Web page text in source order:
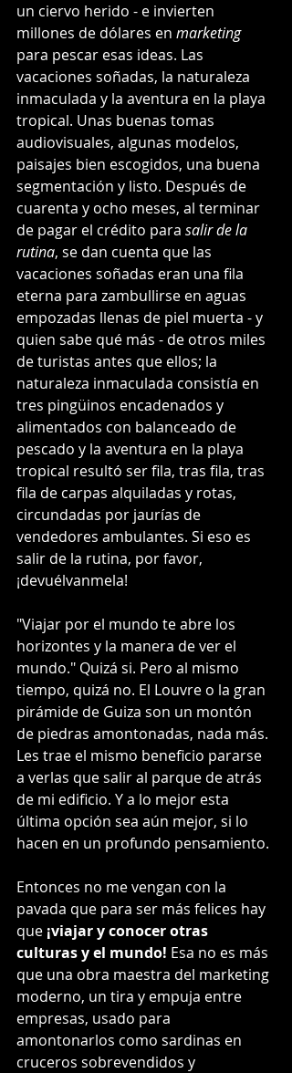
un ciervo herido - e invierten
millones de dólares en marketing
para pescar esas ideas. Las
vacaciones soñadas, la naturaleza
inmaculada y la aventura en la playa
tropical. Unas buenas tomas
audiovisuales, algunas modelos,
paisajes bien escogidos, una buena
segmentación y listo. Después de
cuarenta y ocho meses, al terminar
de pagar el crédito para salir de la
rutina, se dan cuenta que las
vacaciones soñadas eran una fila
eterna para zambullirse en aguas
empozadas llenas de piel muerta - y
quien sabe qué más - de otros miles
de turistas antes que ellos; la
naturaleza inmaculada consistía en
tres pingüinos encadenados y
alimentados con balanceado de
pescado y la aventura en la playa
tropical resultó ser fila, tras fila, tras
fila de carpas alquiladas y rotas,
circundadas por jaurías de
vendedores ambulantes. Si eso es
salir de la rutina, por favor,
¡devuélvanmela!
"Viajar por el mundo te abre los
horizontes y la manera de ver el
mundo." Quizá si. Pero al mismo
tiempo, quizá no. El Louvre o la gran
pirámide de Guiza son un montón
de piedras amontonadas, nada más.
Les trae el mismo beneficio pararse
a verlas que salir al parque de atrás
de mi edificio. Y a lo mejor esta
última opción sea aún mejor, si lo
hacen en un profundo pensamiento.
Entonces no me vengan con la
pavada que para ser más felices hay
que ¡viajar y conocer otras
culturas y el mundo! Esa no es más
que una obra maestra del marketing
moderno, un tira y empuja entre
empresas, usado para
amontonarlos como sardinas en
cruceros sobrevendidos y